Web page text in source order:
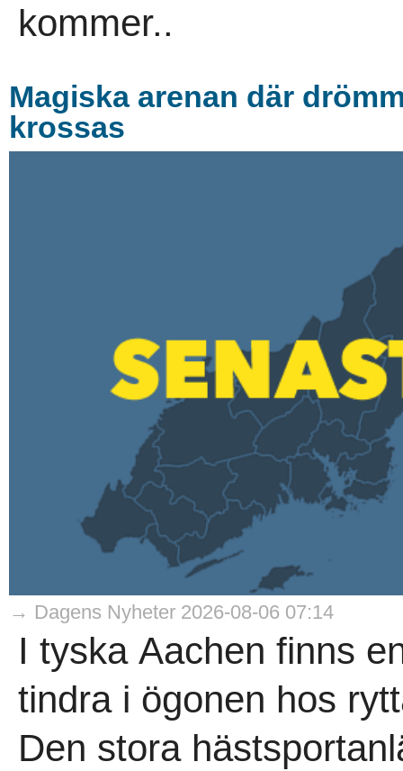
kommer..
Magiska arenan där
krossas
→ Dagens Nyheter 2026-08-06 07:14
I tyska Aachen finns
tindra i ögonen hos
Den stora